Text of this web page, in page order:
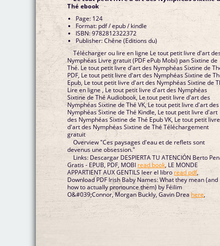
Thé ebook
Page: 124
Format: pdf / epub / kindle
ISBN: 9782812322372
Publisher: Chêne (Editions du)
Télécharger ou lire en ligne Le tout petit livre d'art
Nymphéas Livre gratuit (PDF ePub Mobi) pan Sixtine de
Thé. Le tout petit livre d'art des Nymphéas Sixtine de
PDF, Le tout petit livre d'art des Nymphéas Sixtine de
Epub, Le tout petit livre d'art des Nymphéas Sixtine de
Lire en ligne , Le tout petit livre d'art des Nymphéas
Sixtine de Thé Audiobook, Le tout petit livre d'art des
Nymphéas Sixtine de Thé VK, Le tout petit livre d'art des
Nymphéas Sixtine de Thé Kindle, Le tout petit livre d'art
des Nymphéas Sixtine de Thé Epub VK, Le tout petit livre
d'art des Nymphéas Sixtine de Thé Téléchargement
gratuit
Overview "Ces paysages d'eau et de reflets sont
devenus une obsession."
Links: Descargar DESPIERTA TU ATENCIÓN Berto
Gratis - EPUB, PDF, MOBI read book, LE MONDE
APPARTIENT AUX GENTILS leer el libro read pdf,
Download PDF Irish Baby Names: What they mean (and
how to actually pronounce them) by Féilim
O&#039;Connor, Morgan Buckly, Gavin Drea here,